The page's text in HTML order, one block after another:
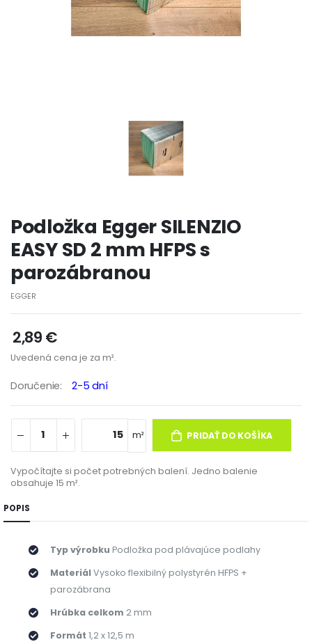
Podložka Egger SILENZIO
EASY SD 2 mm HFPS s
parozábranou
EGGER
2,89 €
Uvedená cena je za m².
doručenie: 2-5 dní
m² PRIDAŤ DO KOŠÍKA
Vypočítajte si počet potrebných balení. Jedno balenie
obsahuje 15 m².
POPIS
Typ výrobku Podložka pod plávajúce podlahy
MateriálVysoko flexibilný polystyrén HFPS +
parozábrana
Hrúbka celkom 2 mm
Formát 1,2 x 12,5 m